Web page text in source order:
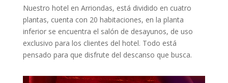
Nuestro hotel en Arriondas, está dividido en cuatro
plantas, cuenta con 20 habitaciones, en la planta
inferior se encuentra el salón de desayunos, de uso
exclusivo para los clientes del hotel. Todo está
pensado para que disfrute del descanso que busca.